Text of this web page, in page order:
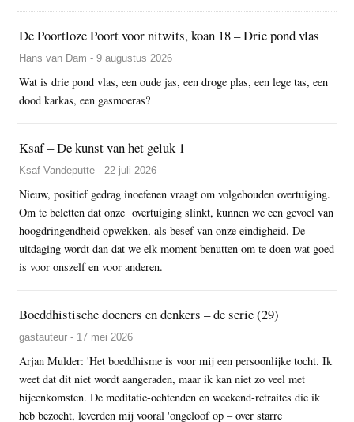
De Poortloze Poort voor nitwits, koan 18 – Drie pond vlas
Hans van Dam - 9 augustus 2026
Wat is drie pond vlas, een oude jas, een droge plas, een lege tas, een
dood karkas, een gasmoeras?
Ksaf – De kunst van het geluk 1
Ksaf Vandeputte - 22 juli 2026
Nieuw, positief gedrag inoefenen vraagt om volgehouden overtuiging.
Om te beletten dat onze overtuiging slinkt, kunnen we een gevoel van
hoogdringendheid opwekken, als besef van onze eindigheid. De
uitdaging wordt dan dat we elk moment benutten om te doen wat goed
is voor onszelf en voor anderen.
Boeddhistische doeners en denkers – de serie (29)
gastauteur - 17 mei 2026
Arjan Mulder: 'Het boeddhisme is voor mij een persoonlijke tocht. Ik
weet dat dit niet wordt aangeraden, maar ik kan niet zo veel met
bijeenkomsten. De meditatie-ochtenden en weekend-retraites die ik
heb bezocht, leverden mij vooral 'ongeloof op – over starre